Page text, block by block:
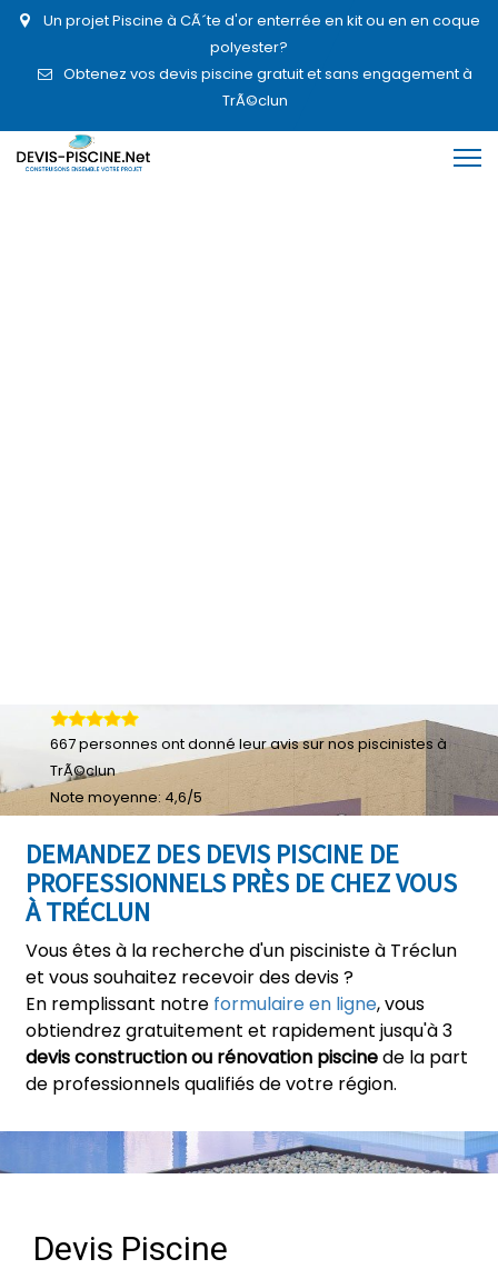
Un projet Piscine à CÃ´te d'or enterrée en kit ou en en coque
polyester?
Obtenez vos devis piscine gratuit et sans engagement à
TrÃ©clun
DEMANDEZ DES DEVIS PISCINE DE
PROFESSIONNELS PRÈS DE CHEZ VOUS
À TRÉCLUN
Vous êtes à la recherche d'un pisciniste à Tréclun
et vous souhaitez recevoir des devis ?
En remplissant notre formulaire en ligne, vous
obtiendrez gratuitement et rapidement jusqu'à 3
devis construction ou rénovation piscinede la part
de professionnels qualifiés de votre région.
667personnes ont donné leuravis sur nos piscinistes à
TrÃ©clun
Note moyenne: 4,6/5
Devis Piscine